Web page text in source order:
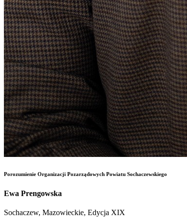
Porozumienie Organizacji Pozarządowych Powiatu Sochaczewskiego
Ewa Prengowska
Sochaczew, Mazowieckie, Edycja XIX